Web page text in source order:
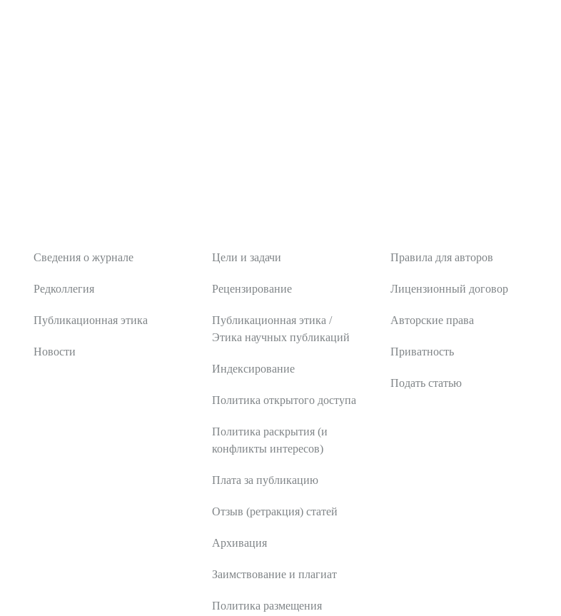
Сведения о журнале
Редколлегия
Публикационная этика
Новости
Цели и задачи
Рецензирование
Публикационная этика /
Этика научных публикаций
Индексирование
Политика открытого доступа
Политика раскрытия (и
конфликты интересов)
Плата за публикацию
Отзыв (ретракция) статей
Архивация
Заимствование и плагиат
Политика размещения
Правила для авторов
Лицензионный договор
Авторские права
Приватность
Подать статью